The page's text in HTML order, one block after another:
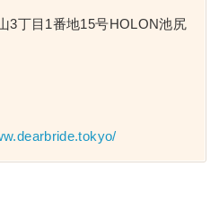
3丁目1番地15号HOLON池尻